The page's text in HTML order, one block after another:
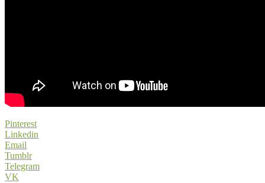
Pinterest
Linkedin
Email
Tumblr
Telegram
VK